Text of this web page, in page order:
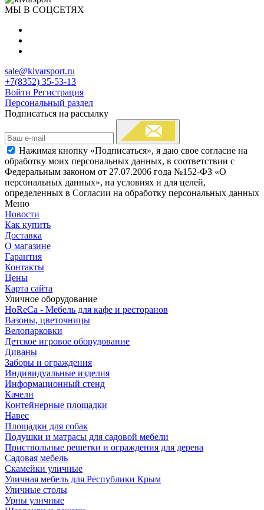
МЫ В СОЦСЕТЯХ
sale@kivarsport.ru
+7(8352) 35-53-13
Войти Регистрация
Персональный раздел
Подписаться на рассылку
Нажимая кнопку «Подписаться», я даю свое согласие на
обработку моих персональных данных, в соответствии с
Федеральным законом от 27.07.2006 года №152-ФЗ «О
персональных данных», на условиях и для целей,
определенных в Согласии на обработку персональных данных
Меню
Новости
Как купить
Доставка
О магазине
Гарантия
Контакты
Цены
Карта сайта
Уличное оборудование
HoReCa - Мебель для кафе и ресторанов
Вазоны, цветочницы
Велопарковки
Детское игровое оборудование
Диваны
Заборы и ограждения
Индивидуальные изделия
Информационный стенд
Качели
Контейнерные площадки
Навес
Площадки для собак
Подушки и матрасы для садовой мебели
Приствольные решетки и ограждения для дерева
Садовая мебель
Скамейки уличные
Уличная мебель для Республики Крым
Уличные столы
Урны уличные